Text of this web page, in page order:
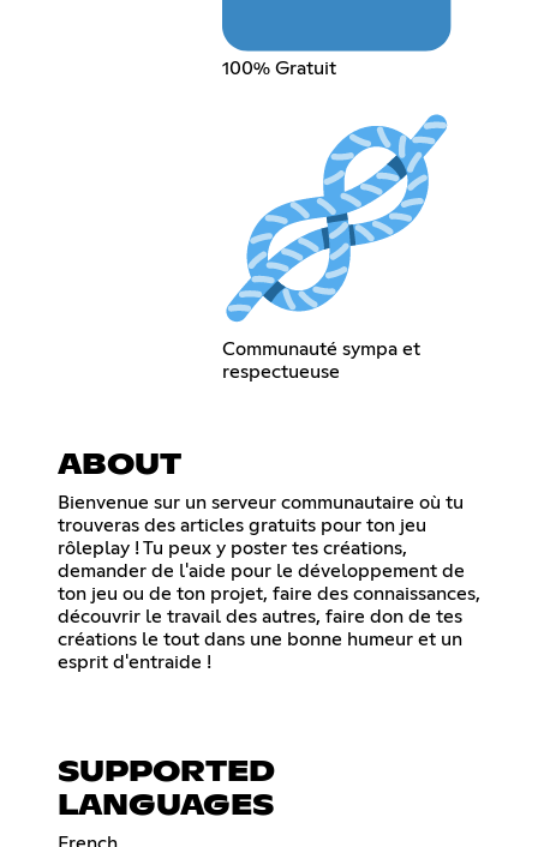
100% Gratuit
Communauté sympa et
respectueuse
ABOUT
Bienvenue sur un serveur communautaire où tu
trouveras des articles gratuits pour ton jeu
rôleplay ! Tu peux y poster tes créations,
demander de l'aide pour le développement de
ton jeu ou de ton projet, faire des connaissances,
découvrir le travail des autres, faire don de tes
créations le tout dans une bonne humeur et un
esprit d'entraide !
SUPPORTED
LANGUAGES
French